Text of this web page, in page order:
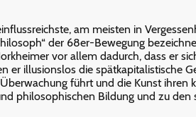
am meisten in
der 68er-Bewegung
vor allem dadurch, dass er
er illusionslos die spätkapitalistische
führt und die Kunst
philosophischen Bildung und zu